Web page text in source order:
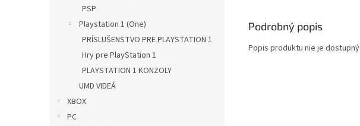
PSP
Playstation 1 (One)
PRÍSLUŠENSTVO PRE PLAYSTATION 1
Hry pre PlayStation 1
PLAYSTATION 1 KONZOLY
UMD VIDEÁ
XBOX
PC
Podrobný popis
Popis produktu nie je dostupný